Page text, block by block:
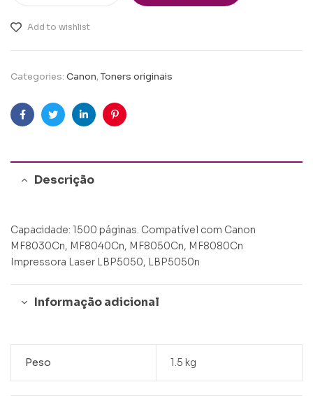
Add to wishlist
Categories: Canon,Toners originais
FacebookTwitterLinkedinPinterest
Descrição
Capacidade: 1500 páginas. Compatível com Canon
MF8030Cn, MF8040Cn, MF8050Cn, MF8080Cn
Impressora Laser LBP5050, LBP5050n
Informação adicional
Peso 1.5 kg